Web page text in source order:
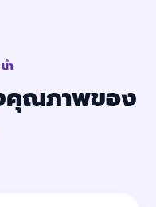
ำ
คุณภาพของ